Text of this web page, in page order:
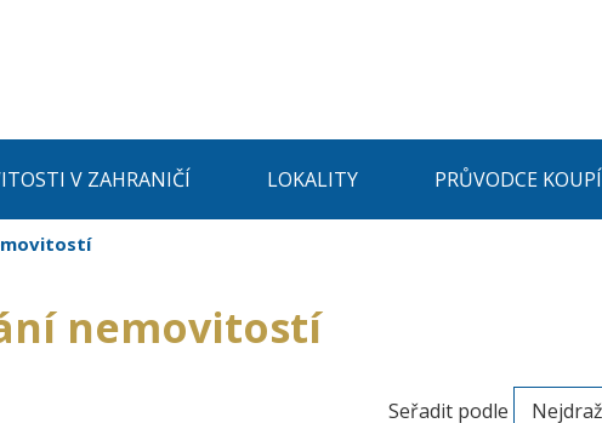
V ZAHRANIČÍ LOKALITY PRŮVODCE KOUPÍ
nemovitostí
Seřadit podle